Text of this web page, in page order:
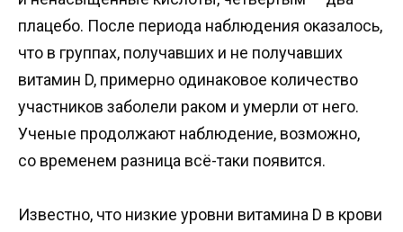
плацебо. После периода наблюдения оказалось,
что в группах, получавших и не получавших
витамин D, примерно одинаковое количество
участников заболели раком и умерли от него.
Ученые продолжают наблюдение, возможно,
со временем разница всё-таки появится.
Известно, что низкие уровни витамина D в крови